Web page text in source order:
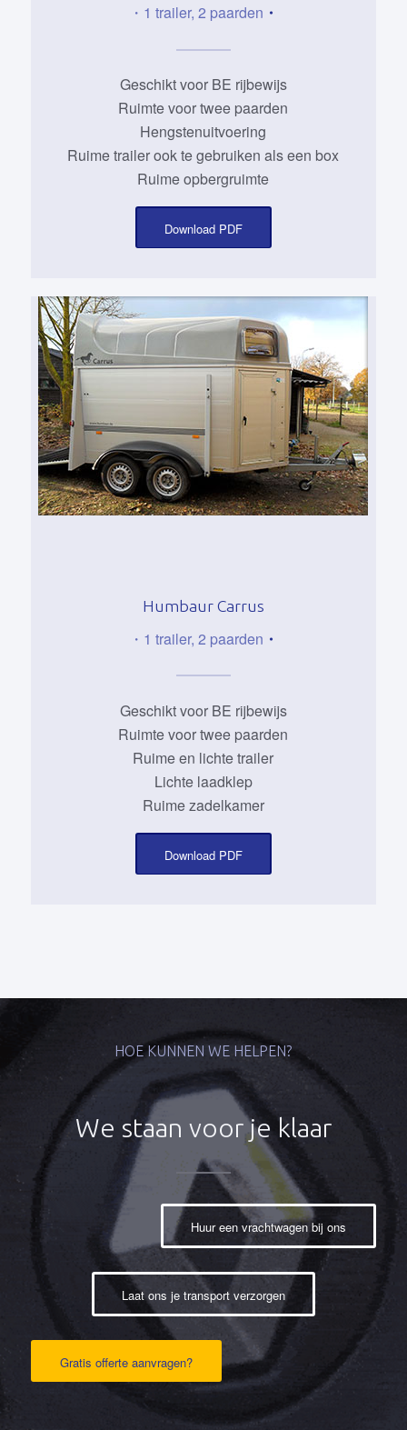
・1 trailer, 2 paarden ・
Geschikt voor BE rijbewijs
Ruimte voor twee paarden
Hengstenuitvoering
Ruime trailer ook te gebruiken als een box
Ruime opbergruimte
Download PDF
Humbaur Carrus
・1 trailer, 2 paarden ・
Geschikt voor BE rijbewijs
Ruimte voor twee paarden
Ruime en lichte trailer
Lichte laadklep
Ruime zadelkamer
Download PDF
HOE KUNNEN WE HELPEN?
We staan voor je klaar
Huur een vrachtwagen bij ons
Laat ons je transport verzorgen
Gratis offerte aanvragen?